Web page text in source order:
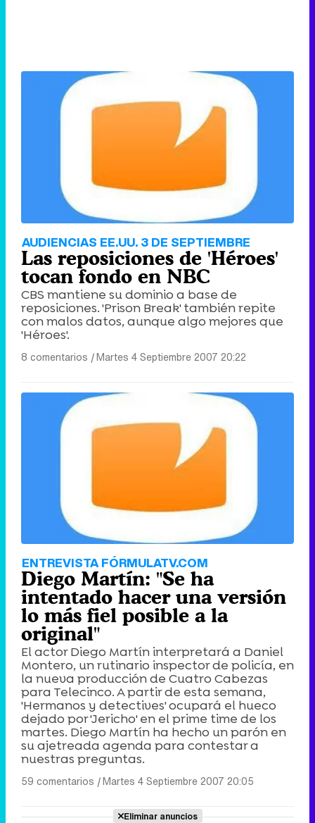
AUDIENCIAS EE.UU. 3 DE SEPTIEMBRE
Las reposiciones de 'Héroes'
tocan fondo en NBC
CBS mantiene su dominio a base de
reposiciones. 'Prison Break' también repite
con malos datos, aunque algo mejores que
'Héroes'.
8 comentarios |Martes 4 Septiembre 2007 20:22
ENTREVISTA FÓRMULATV.COM
Diego Martín: "Se ha
intentado hacer una versión
lo más fiel posible a la
original"
El actor Diego Martín interpretará a Daniel
Montero, un rutinario inspector de policía, en
la nueva producción de Cuatro Cabezas
para Telecinco. A partir de esta semana,
'Hermanos y detectives' ocupará el hueco
dejado por 'Jericho' en el prime time de los
martes. Diego Martín ha hecho un parón en
su ajetreada agenda para contestar a
nuestras preguntas.
59 comentarios |Martes 4 Septiembre 2007 20:05
Eliminar anuncios